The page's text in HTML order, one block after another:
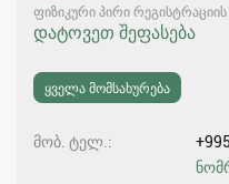
ფიზიკური პირი
დატოვეთ შეფასება
ყველა მომსახურება
მობ. ტელ.